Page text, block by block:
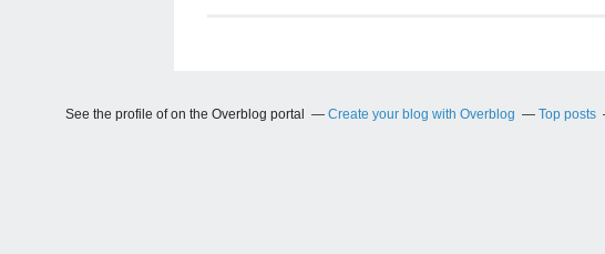
See the profile ofon the Overblog portal Create your blog with Overblog Top posts